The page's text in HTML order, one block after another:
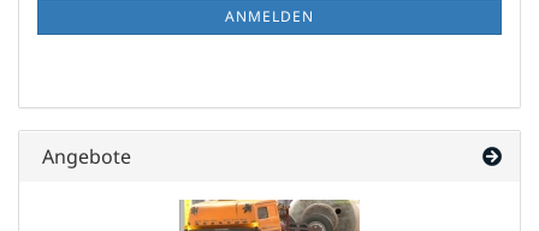
ANMELDEN
Angebote